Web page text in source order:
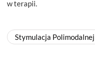
w terapii.
Stymulacja